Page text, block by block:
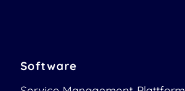
Software